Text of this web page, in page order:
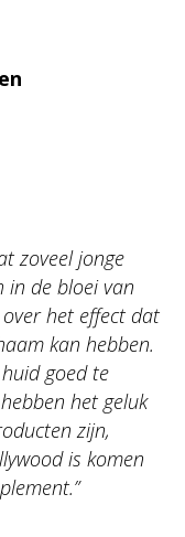
zoveel jonge
in de bloei van
het effect dat
kan hebben.
goed te
het geluk
zijn,
is komen